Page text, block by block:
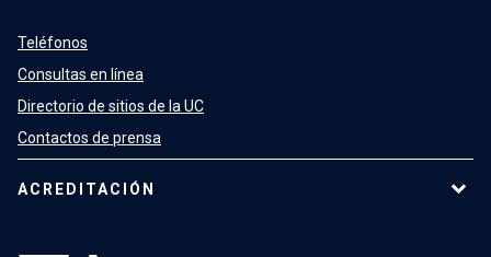
Teléfonos
Consultas en línea
Directorio de sitios de la UC
Contactos de prensa
ACREDITACIÓN